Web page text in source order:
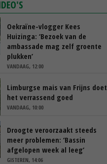
Oekraïne-vlogger Kees
Huizinga: ‘Bezoek van de
ambassade mag zelf groente
plukken’
VANDAAG, 12:00
Limburgse mais van Frijns doet
het verrassend goed
VANDAAG, 10:00
Droogte veroorzaakt steeds
meer problemen: ‘Bassin
afgelopen week al leeg’
GISTEREN, 14:06